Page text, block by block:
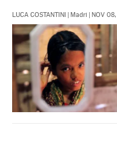
LUCA COSTANTINI | Madri | NOV